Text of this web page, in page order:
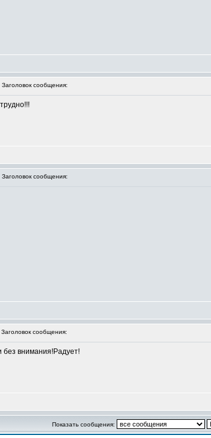
Заголовок сообщения:
Заголовок сообщения:
сообщения:
без внимания!Радует!
Показать сообщения: